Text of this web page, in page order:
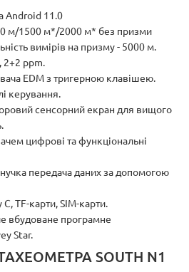
Android 11.0
м/1500 м*/2000 м* без призми
вимірів на призму - 5000 м.
2+2 ppm.
EDM з тригерною клавішею.
керування.
сенсорний екран для вищого
цифрові та функціональні
передача даних за допомогою
TF-карти, SIM-карти.
вбудоване програмне
Star.
SOUTH N1